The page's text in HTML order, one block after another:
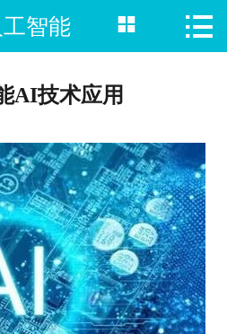
首页
职校单招
新闻资讯
招生计划
在线报名
工智能  
AI技术应用